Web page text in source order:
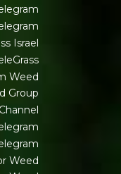
Israel
Weed
Group
Weed